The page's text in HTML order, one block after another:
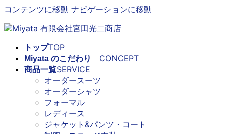
コンテンツに移動 ナビゲーションに移動
トップTOP
Miyata のこだわり CONCEPT
商品一覧SERVICE
オーダースーツ
オーダーシャツ
フォーマル
レディース
ジャケット&パンツ・コート